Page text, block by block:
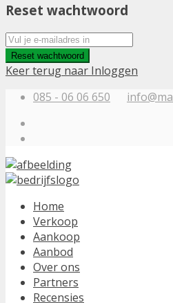
Reset wachtwoord
Reset wachtwoord
Keer terug naar Inloggen
085 - 06 06 650
Home
Verkoop
Aankoop
Aanbod
Over ons
Partners
Recensies